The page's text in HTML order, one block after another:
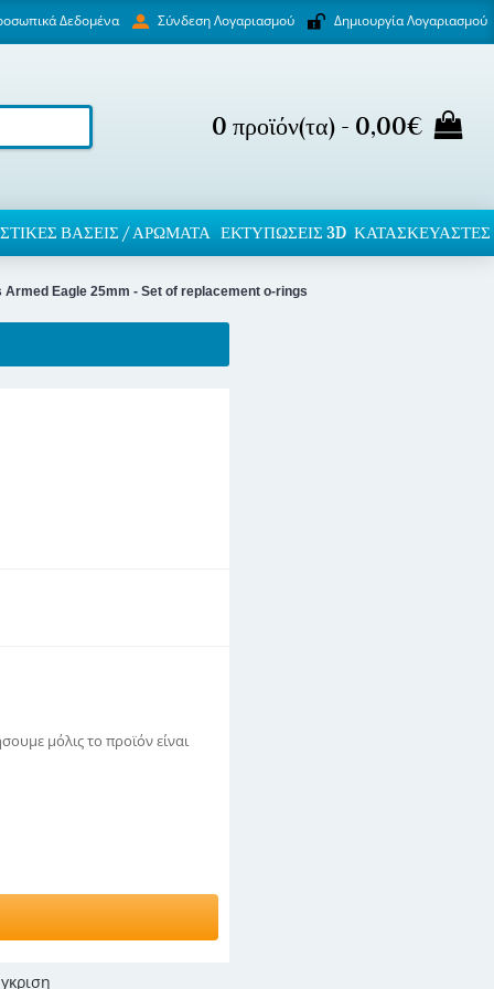
Δεδομένα Σύνδεση Λογαριασμού Δημιουργία Λογαριασμού
0 προϊόν(τα) - 0,00€
ΒΆΣΕΙΣ / ΑΡΏΜΑΤΑ ΕΚΤΥΠΏΣΕΙΣ 3D ΚΑΤΑΣΚΕΥΑΣΤΕΣ
Armed Eagle 25mm - Set of replacement o-rings
μόλις το προϊόν είναι